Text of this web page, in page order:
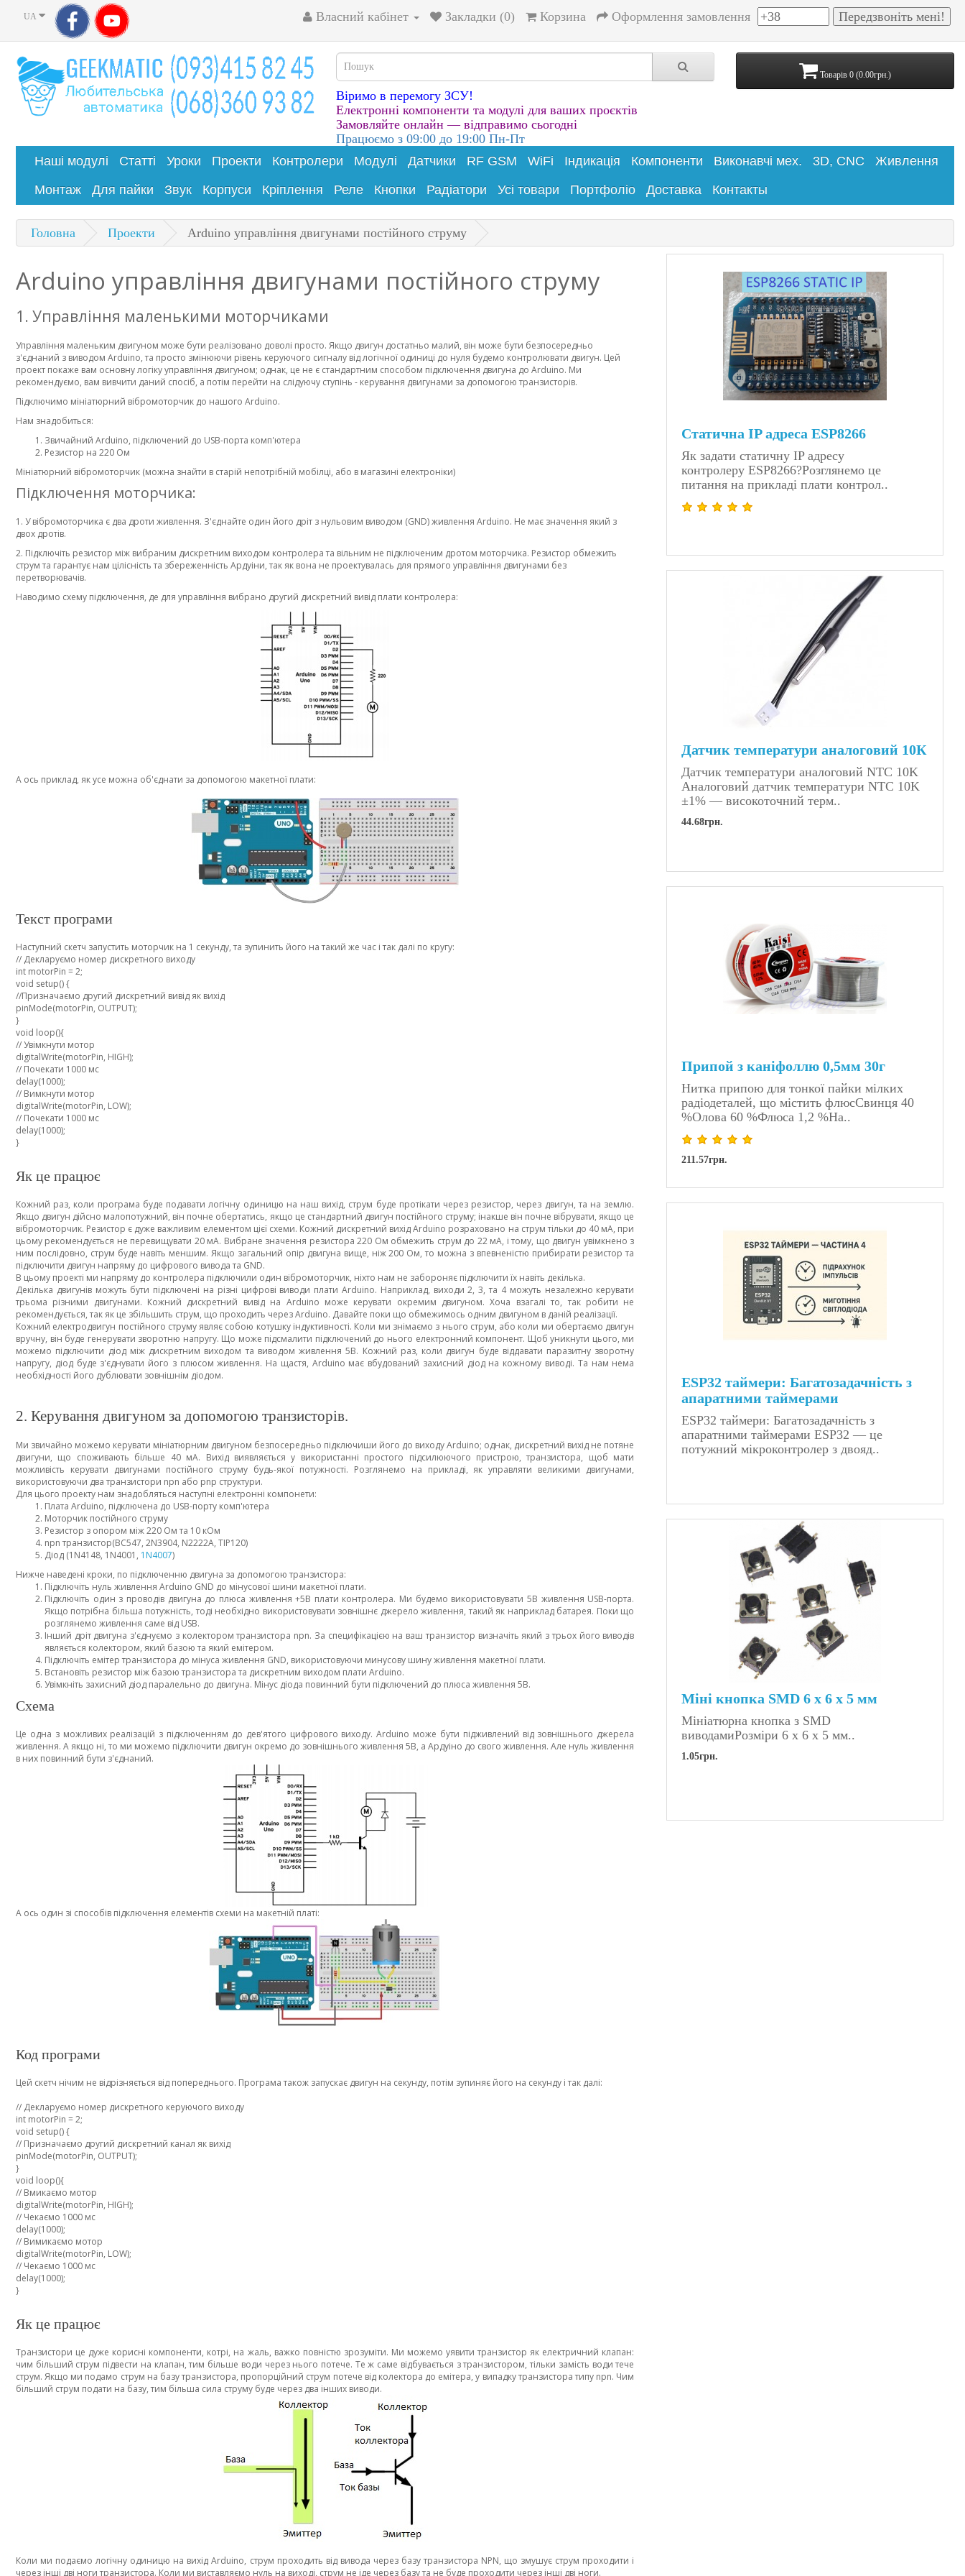
UA Власний кабінет Закладки (0) Корзина Оформлення замовлення
Віримо в перемогу ЗСУ!
Електронні компоненти та модулі для ваших проєктів
Замовляйте онлайн — відправимо сьогодні
Працюємо з 09:00 до 19:00 Пн-Пт
Товарів 0 (0.00грн.)
Наші модулі Статті Уроки Проекти Контролери Модулі Датчики RF GSM WiFi Індикація Компоненти Виконавчі мех. 3D, CNC
Живлення
Монтаж
Для пайки Звук Корпуси Кріплення Реле Кнопки Радіатори Усі товари Портфоліо Доставка Контакты
Головна Проекти Arduino управління двигунами постійного струму
Arduino управління двигунами постійного струму
1. Управління маленькими моторчиками
Управління маленьким двигуном може бути реалізовано доволі просто. Якщо двигун достатньо малий, він може бути безпосередньо
з'єднаний з виводом Arduino, та просто змінюючи рівень керуючого сигналу від логічної одиниці до нуля будемо контролювати двигун. Цей
проект покаже вам основну логіку управління двигуном; однак, це не є стандартним способом підключення двигуна до Arduino. Ми
рекомендуємо, вам вивчити даний спосіб, а потім перейти на слідуючу ступінь - керування двигунами за допомогою транзисторів.
Підключимо мініатюрний вібромоторчик до нашого Arduino.
Нам знадобиться:
Звичайний Arduino, підключений до USB-порта комп'ютера
Резистор на 220 Ом
Мініатюрний вібромоторчик (можна знайти в старій непотрібній мобілці, або в магазині електроніки)
Підключення моторчика:
1. У вібромоторчика є два дроти живлення. З'єднайте один його дріт з нульовим виводом (GND) живлення Arduino. Не має значення який з
двох дротів.
2. Підключіть резистор між вибраним дискретним виходом контролера та вільним не підключеним дротом моторчика. Резистор обмежить
струм та гарантує нам цілісність та збереженність Ардуіни, так як вона не проектувалась для прямого управління двигунами без
перетворювачів.
Наводимо схему підключення, де для управління вибрано другий дискретний вивід плати контролера:
А ось приклад, як усе можна об'єднати за допомогою макетної плати:
Текст програми
Наступний скетч запустить моторчик на 1 секунду, та зупинить його на такий же час і так далі по кругу:
// Декларуємо номер дискретного виходу
int motorPin = 2;
void setup() {
//Призначаємо другий дискретний вивід як вихід
pinMode(motorPin, OUTPUT);
}
void loop(){
// Увімкнути мотор
digitalWrite(motorPin, HIGH);
// Почекати 1000 мс
delay(1000);
// Вимкнути мотор
digitalWrite(motorPin, LOW);
// Почекати 1000 мс
delay(1000);
}
Як це працює
Кожний раз, коли програма буде подавати логічну одиницю на наш вихід, струм буде протікати через резистор, через двигун, та на землю.
Якщо двигун дійсно малопотужний, він почне обертатись, якщо це стандартний двигун постійного струму; інакше він почне вібрувати, якщо це
вібромоторчик. Резистор є дуже важливим елементом цієї схеми. Кожний дискретний вихід Arduino розраховано на струм тільки до 40 мА, при
цьому рекомендується не перевищувати 20 мА. Вибране значення резистора 220 Ом обмежить струм до 22 мА, і тому, що двигун увімкнено з
ним послідовно, струм буде навіть меншим. Якщо загальний опір двигуна вище, ніж 200 Ом, то можна з впевненістю прибирати резистор та
підключити двигун напряму до цифрового вивода та GND.
В цьому проекті ми напряму до контролера підключили один вібромоторчик, ніхто нам не забороняє підключити їх навіть декілька.
Декілька двигунів можуть бути підключені на різні цифрові виводи плати Arduino. Наприклад, виходи 2, 3, та 4 можуть незалежно керувати
трьома різними двигунами. Кожний дискретний вивід на Arduino може керувати окремим двигуном. Хоча взагалі то, так робити не
рекомендується, так як це збільшить струм, що проходить через Arduino. Давайте поки що обмежимось одним двигуном в даній реалізації.
Кожний електродвигун постійного струму являє собою котушку індуктивності. Коли ми знімаємо з нього струм, або коли ми обертаємо двигун
вручну, він буде генерувати зворотню напругу. Що може підсмалити підключений до нього електронний компонент. Щоб уникнути цього, ми
можемо підключити діод між дискретним виходом та виводом живлення 5В. Кожний раз, коли двигун буде віддавати паразитну зворотну
напругу, діод буде з'єднувати його з плюсом живлення. На щастя, Arduino має вбудований захисний діод на кожному виводі. Та нам нема
необхідності його дублювати зовнішнім діодом.
2. Керування двигуном за допомогою транзисторів.
Ми звичайно можемо керувати мініатюрним двигуном безпосередньо підключиши його до виходу Arduino; однак, дискретний вихід не потяне
двигуни, що споживають більше 40 мА. Вихід виявляється у використанні простого підсилюючого пристрою, транзистора, щоб мати
можливість керувати двигунами постійного струму будь-якої потужності. Розглянемо на прикладі, як управляти великими двигунами,
використовуючи два транзистори npn або pnp структури.
Для цього проекту нам знадобляться наступні електронні компонети:
Плата Arduino, підключена до USB-порту комп'ютера
Моторчик постійного струму
Резистор з опором між 220 Ом та 10 кОм
npn транзистор(BC547, 2N3904, N2222A, TIP120)
Діод (1N4148, 1N4001, 1N4007)
Нижче наведені кроки, по підключенню двигуна за допомогою транзистора:
Підключіть нуль живлення Arduino GND до мінусової шини макетної плати.
Підключіть один з проводів двигуна до плюса живлення +5В плати контролера. Ми будемо використовувати 5В живлення USB-порта.
Якщо потрібна більша потужність, тоді необхідно використовувати зовнішнє джерело живлення, такий як наприклад батарея. Поки що
розглянемо живлення саме від USB.
Інший дріт двигуна з'єднуємо з колектором транзистора npn. За специфікацією на ваш транзистор визначіть який з трьох його виводів
являється колектором, який базою та який емітером.
Підключіть емітер транзистора до мінуса живлення GND, використовуючи минусову шину живлення макетної плати.
Встановіть резистор між базою транзистора та дискретним виходом плати Arduino.
Увімкніть захисний діод паралельно до двигуна. Мінус діода повинний бути підключений до плюса живлення 5В.
Схема
Це одна з можливих реалізацій з підключенням до дев'ятого цифрового виходу. Arduino може бути підживлений від зовнішнього джерела
живлення. А якщо ні, то ми можемо підключити двигун окремо до зовнішнього живлення 5В, а Ардуіно до свого живлення. Але нуль живлення
в них повинний бути з'єднаний.
А ось один зі способів підключення елементів схеми на макетній платі:
Код програми
Цей скетч нічим не відрізняється від попереднього. Програма також запускає двигун на секунду, потім зупиняє його на секунду і так далі:
// Декларуємо номер дискретного керуючого виходу
int motorPin = 2;
void setup() {
// Призначаємо другий дискретний канал як вихід
pinMode(motorPin, OUTPUT);
}
void loop(){
// Вмикаємо мотор
digitalWrite(motorPin, HIGH);
// Чекаємо 1000 мс
delay(1000);
// Вимикаємо мотор
digitalWrite(motorPin, LOW);
// Чекаємо 1000 мс
delay(1000);
}
Як це працює
Транзистори це дуже корисні компоненти, котрі, на жаль, важко повністю зрозуміти. Ми можемо уявити транзистор як електричний клапан:
чим більший струм підвести на клапан, тим більше води через нього потече. Те ж саме відбувається з транзистором, тільки замість води тече
струм. Якщо ми подамо струм на базу транзистора, пропорційний струм потече від колектора до емітера, у випадку транзистора типу npn. Чим
більший струм подати на базу, тим більша сила струму буде через два інших виводи.
Коли ми подаємо логічну одиницю на вихід Arduino, струм проходить від вивода через базу транзистора NPN, що змушує струм проходити і
через інші дві ноги транзистора. Коли ми виставляємо нуль на виході, струм не іде через базу та не буде проходити через інші дві ноги.
Статична IP адреса ESP8266
Як задати статичну IP адресу
контролеру ESP8266?Розглянемо це
питання на прикладі плати контрол..
Датчик температури аналоговий 10К
Датчик температури аналоговий NTC 10K
Аналоговий датчик температури NTC 10K
±1% — високоточний терм..
44.68грн.
Припой з каніфоллю 0,5мм 30г
Нитка припою для тонкої пайки мілких
радіодеталей, що містить флюсСвинця 40
%Олова 60 %Флюса 1,2 %На..
211.57грн.
ESP32 таймери: Багатозадачність з
апаратними таймерами
ESP32 таймери: Багатозадачність з
апаратними таймерами ESP32 — це
потужний мікроконтролер з двояд..
Міні кнопка SMD 6 x 6 x 5 мм
Мініатюрна кнопка з SMD
виводамиРозміри 6 x 6 x 5 мм..
1.05грн.